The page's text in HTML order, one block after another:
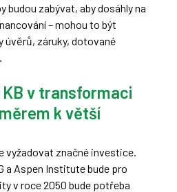
budou zabývat, aby dosáhly na
– mohou to být
úvěrů, záruky, dotované
v transformaci
k větší
vyžadovat značné investice.
a Aspen Institute bude pro
v roce 2050 bude potřeba